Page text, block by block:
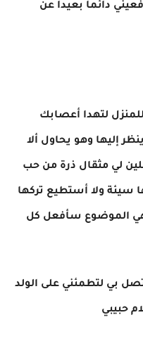
دائما بعيداً عن
لتهدا أعصابك
إليها وهو يحاول ألا
لي مثقال ذرة من حب
سيئة ولا أستطيع تركها
الموضوع سأفعل كل
بي لتطمئني على الولد
حبيبي